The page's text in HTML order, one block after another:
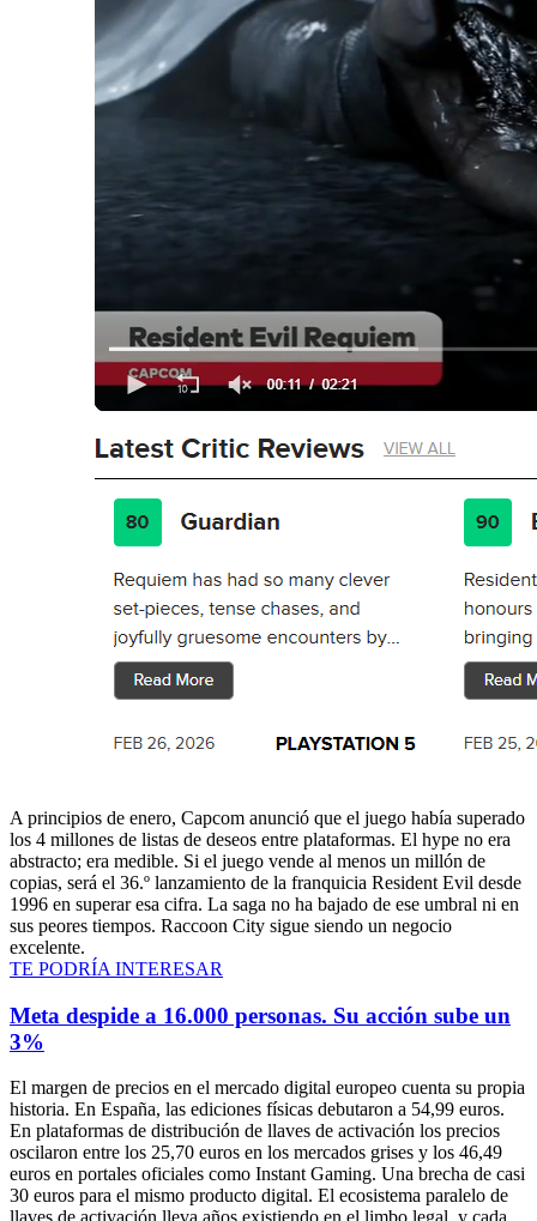
A principios de enero, Capcom anunció que el juego había superado
los 4 millones de listas de deseos entre plataformas. El hype no era
abstracto; era medible. Si el juego vende al menos un millón de
copias, será el 36.º lanzamiento de la franquicia Resident Evil desde
1996 en superar esa cifra. La saga no ha bajado de ese umbral ni en
sus peores tiempos. Raccoon City sigue siendo un negocio
excelente.
TE PODRÍA INTERESAR
Meta despide a 16.000 personas. Su acción sube un
3%
El margen de precios en el mercado digital europeo cuenta su propia
historia. En España, las ediciones físicas debutaron a 54,99 euros.
En plataformas de distribución de llaves de activación los precios
oscilaron entre los 25,70 euros en los mercados grises y los 46,49
euros en portales oficiales como Instant Gaming. Una brecha de casi
30 euros para el mismo producto digital. El ecosistema paralelo de